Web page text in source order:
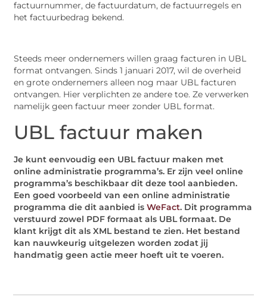
factuurnummer, de factuurdatum, de factuurregels en
het factuurbedrag bekend.
Steeds meer ondernemers willen graag facturen in UBL
format ontvangen. Sinds 1 januari 2017, wil de overheid
en grote ondernemers alleen nog maar UBL facturen
ontvangen. Hier verplichten ze andere toe. Ze verwerken
namelijk geen factuur meer zonder UBL format.
UBL factuur maken
Je kunt eenvoudig een UBL factuur maken met
online administratie programma’s. Er zijn veel online
programma’s beschikbaar dit deze tool aanbieden.
Een goed voorbeeld van een online administratie
programma die dit aanbied isWeFact. Dit programma
verstuurd zowel PDF formaat als UBL formaat. De
klant krijgt dit als XML bestand te zien. Het bestand
kan nauwkeurig uitgelezen worden zodat jij
handmatig geen actie meer hoeft uit te voeren.